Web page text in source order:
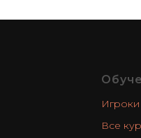
Игроки
Все